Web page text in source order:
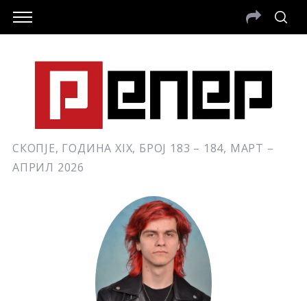
СКОПЈЕ, ГОДИНА XIX, БРОЈ 183 – 184, МАРТ –
АПРИЛ 2026